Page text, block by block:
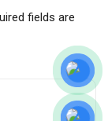
fields are